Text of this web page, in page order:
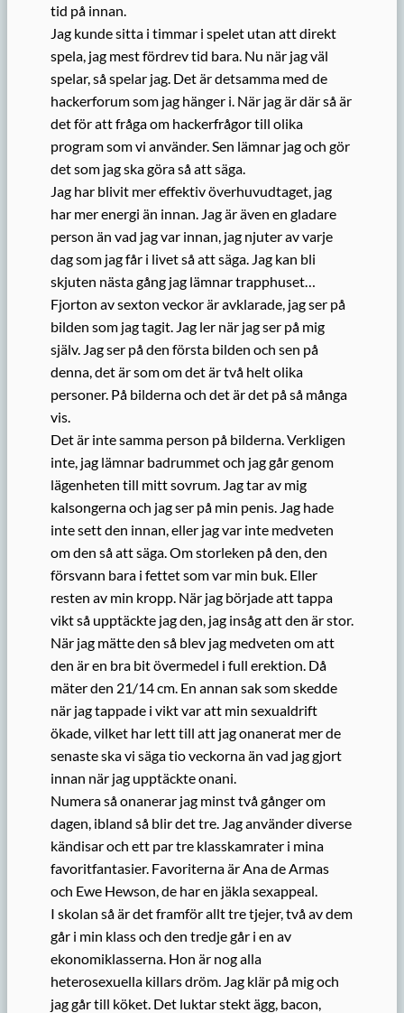
tid på innan.
Jag kunde sitta i timmar i spelet utan att direkt
spela, jag mest fördrev tid bara. Nu när jag väl
spelar, så spelar jag. Det är detsamma med de
hackerforum som jag hänger i. När jag är där så är
det för att fråga om hackerfrågor till olika
program som vi använder. Sen lämnar jag och gör
det som jag ska göra så att säga.
Jag har blivit mer effektiv överhuvudtaget, jag
har mer energi än innan. Jag är även en gladare
person än vad jag var innan, jag njuter av varje
dag som jag får i livet så att säga. Jag kan bli
skjuten nästa gång jag lämnar trapphuset…
Fjorton av sexton veckor är avklarade, jag ser på
bilden som jag tagit. Jag ler när jag ser på mig
själv. Jag ser på den första bilden och sen på
denna, det är som om det är två helt olika
personer. På bilderna och det är det på så många
vis.
Det är inte samma person på bilderna. Verkligen
inte, jag lämnar badrummet och jag går genom
lägenheten till mitt sovrum. Jag tar av mig
kalsongerna och jag ser på min penis. Jag hade
inte sett den innan, eller jag var inte medveten
om den så att säga. Om storleken på den, den
försvann bara i fettet som var min buk. Eller
resten av min kropp. När jag började att tappa
vikt så upptäckte jag den, jag insåg att den är stor.
När jag mätte den så blev jag medveten om att
den är en bra bit övermedel i full erektion. Då
mäter den 21/14 cm. En annan sak som skedde
när jag tappade i vikt var att min sexualdrift
ökade, vilket har lett till att jag onanerat mer de
senaste ska vi säga tio veckorna än vad jag gjort
innan när jag upptäckte onani.
Numera så onanerar jag minst två gånger om
dagen, ibland så blir det tre. Jag använder diverse
kändisar och ett par tre klasskamrater i mina
favoritfantasier. Favoriterna är Ana de Armas
och Ewe Hewson, de har en jäkla sexappeal.
I skolan så är det framför allt tre tjejer, två av dem
går i min klass och den tredje går i en av
ekonomiklasserna. Hon är nog alla
heterosexuella killars dröm. Jag klär på mig och
jag går till köket. Det luktar stekt ägg, bacon,